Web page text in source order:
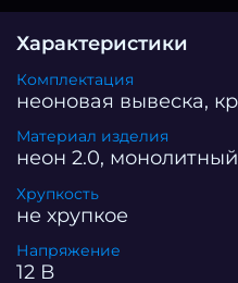
монтаж вывески
фасаде, так и внутри
у входа в отдел,
видимость издалека.
вывеска подходит для
использовать
делает светильник не
но и декоративным
акцентирующим
специализации —
Светильник может
лампа или как часть
Характеристики
Комплектация
неоновая вывеска,
Материал изделия
неон 2.0,
Хрупкость
не хрупкое
Напряжение
12 В